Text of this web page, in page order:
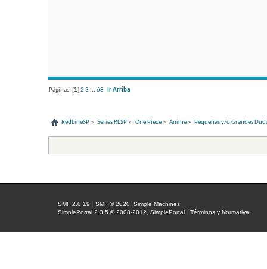
Páginas: [1] 2 3 ...68 Ir Arriba
RedLineSP » Series RLSP » One Piece» Anime » Pequeñas y/o Grandes
SMF 2.0.19 |SMF © 2020 ,Simple Machines
SimplePortal 2.3.5 © 2008-2012, SimplePortal
|Términos y Normativa